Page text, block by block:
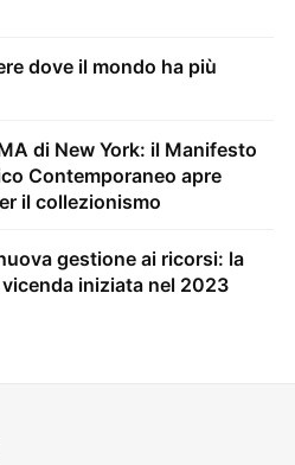
dove il mondo ha più
di New York: il Manifesto
Contemporaneo apre
il collezionismo
gestione ai ricorsi: la
iniziata nel 2023